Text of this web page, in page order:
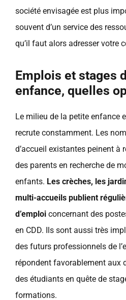
société envisagée est plus
souvent d’un service des
qu’il faut alors adresser votre
Emplois et stages
enfance, quelles
Le milieu de la petite enfance
recrute constamment. Les
d’accueil existantes peinent à
des parents en recherche de
enfants. Les crèches, les
multi-accueils publient
d’emploi concernant des
en CDD. Ils sont aussi très
des futurs professionnels de
répondent favorablement aux
des étudiants en quête de
formations.